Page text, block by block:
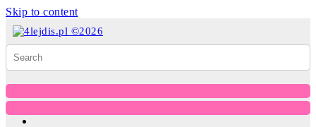
Skip to content